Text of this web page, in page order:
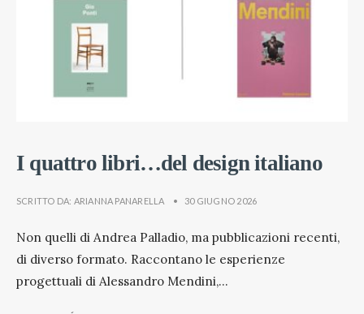
I quattro libri…del design italiano
SCRITTO DA: ARIANNA PANARELLA • 30 GIUGNO 2026
Non quelli di Andrea Palladio, ma pubblicazioni recenti,
di diverso formato. Raccontano le esperienze
progettuali di Alessandro Mendini,...